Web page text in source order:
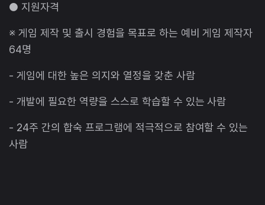
● 지원자격
※ 게임 제작 및 출시 경험을 목표로 하는 예비 게임 제작자
64명
- 게임에 대한 높은 의지와 열정을 갖춘 사람
- 개발에 필요한 역량을 스스로 학습할 수 있는 사람
- 24주 간의 합숙 프로그램에 적극적으로 참여할 수 있는
사람